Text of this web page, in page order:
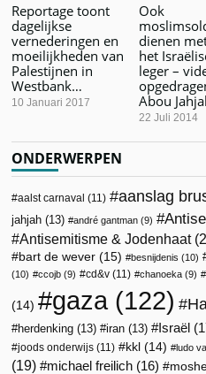
Reportage toont
dagelijkse
vernederingen en
moeilijkheden van
Palestijnen in
Westbank…
10 Januari 2017
Ook
dienen
het
leger –
Abou
22 Juli 2014
ONDERWERPEN
aalst carnaval (11) aanslag
jahjah (13) andré gantman (9)
Antisemitisme & Jodenhaat
bart de wever (15) besnijdenis (10)
(10)
ccojb (9) cd&v (11) chanoeka (9)
(14) gaza(122)
herdenking (13) iran (13) Israël
joods onderwijs (11) kkl (14) ludo
(19)
michael freilich (16)